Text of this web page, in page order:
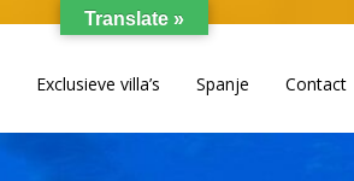
Exclusieve villa’s Spanje Contact
Translate »